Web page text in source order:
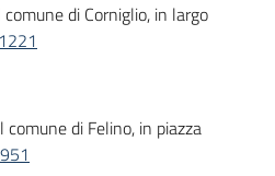
di Corniglio, in largo
di Felino, in piazza